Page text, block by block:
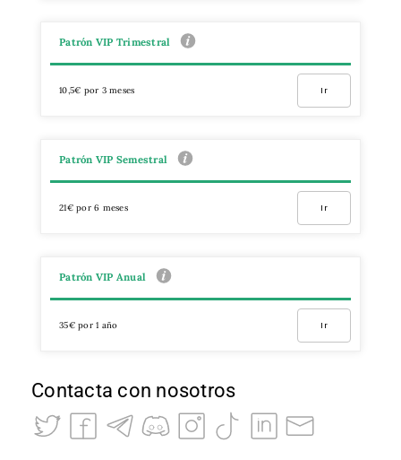
Patrón VIP Trimestral
10,5€ por 3 meses Ir
Patrón VIP Semestral
21€ por 6 meses Ir
Patrón VIP Anual
35€ por 1 año Ir
Contacta con nosotros